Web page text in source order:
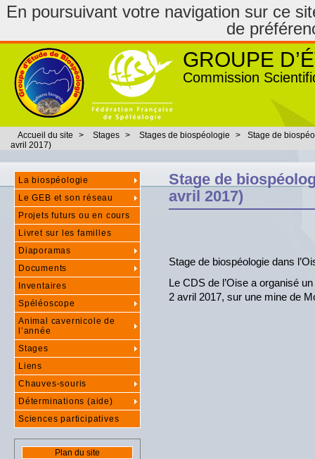
En poursuivant votre navigation sur ce
de
GROUPE
Commission
Accueil du site > Stages > Stages de biospéologie >
Stage de
avril 2017)
Stage de
avril 2017)
Stage de biospéologie dans
Le CDS de l’Oise a organisé
2 avril 2017, sur une mine de
La biospéologie
Le GEB et son réseau
Projets futurs ou en cours
Livret sur les familles
Diaporamas
Documents
Inventaires
Spéléoscope
Animal cavernicole de
l’année
Stages
Liens
Chauves-souris
Déterminations (aide)
Sciences participatives
Plan du site